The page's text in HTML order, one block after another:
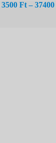
3500 Ft – 37400